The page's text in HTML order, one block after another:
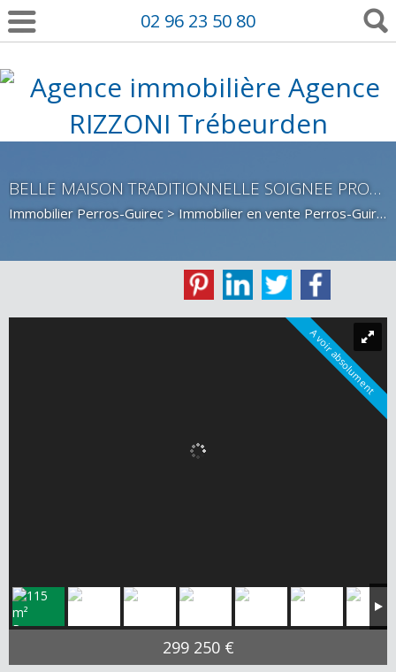
02 96 23 50 80
BELLE MAISON TRADITIONNELLE SOIGNEE PROCHE DES PLAGES SUR PERROS-GUIREC
Immobilier Perros-Guirec > Immobilier en vente Perros-Guirec
A voir absolument
299 250 €